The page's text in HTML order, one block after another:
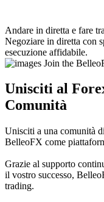
Andare in diretta e fare
Negoziare in diretta con
esecuzione affidabile.
Unisciti al
Comunità
Unisciti a una comunità
BelleoFX come
Grazie al supporto
il vostro successo,
trading.